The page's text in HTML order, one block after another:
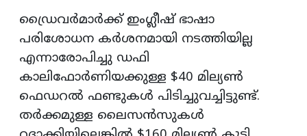
ഡ്രൈവർമാർക്ക് ഇംഗ്ലീഷ് ഭാഷാ
പരിശോധന കർശനമായി നടത്തിയില്ല
എന്നാരോപിച്ചു ഡഫി
കാലിഫോർണിയക്കുള്ള $40 മില്യൺ
ഫെഡറൽ ഫണ്ടുകൾ പിടിച്ചുവച്ചിട്ടുണ്ട്.
തർക്കമുള്ള ലൈസൻസുകൾ